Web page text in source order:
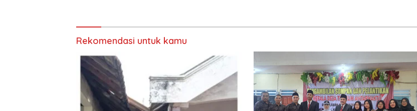
Rekomendasi untuk kamu